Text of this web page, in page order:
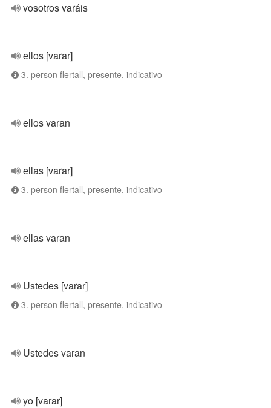
vosotros varáis
ellos [varar]
3. person flertall, presente, indicativo
ellos varan
ellas [varar]
3. person flertall, presente, indicativo
ellas varan
Ustedes [varar]
3. person flertall, presente, indicativo
Ustedes varan
yo [varar]